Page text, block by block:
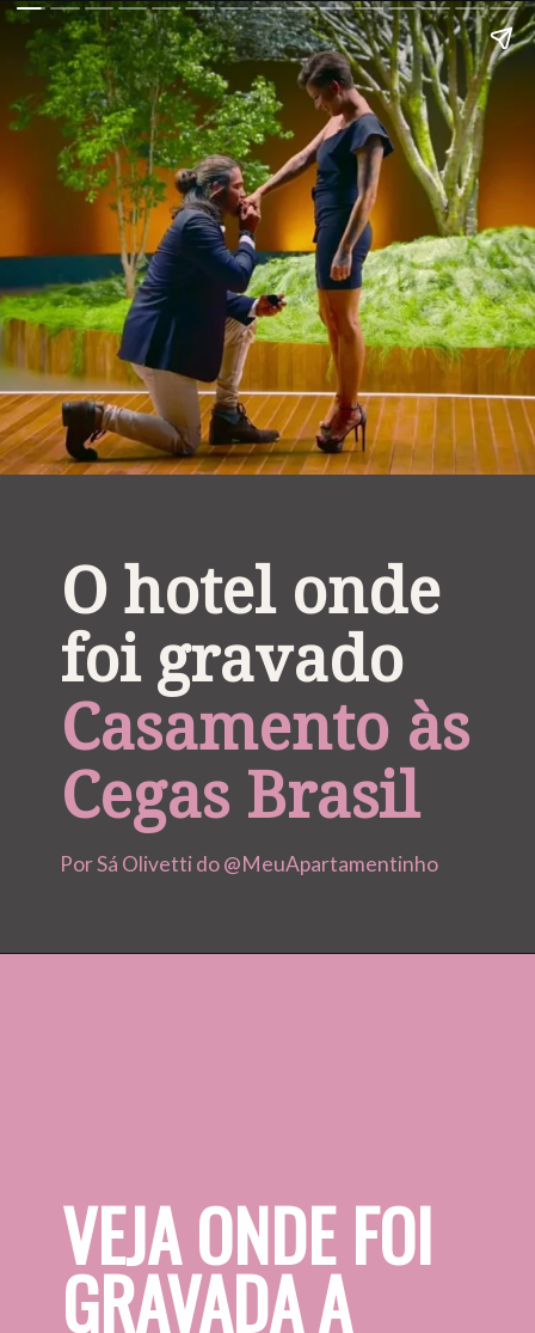
O hotel onde
Casamento às
Cegas Brasil
Por Sá Olivetti do @MeuApartamentinho